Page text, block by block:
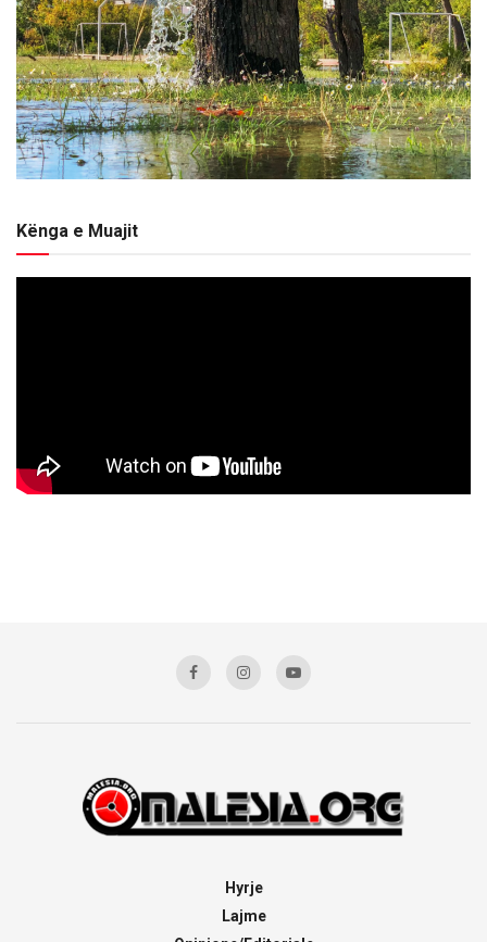
Kënga e Muajit
Hyrje
Lajme